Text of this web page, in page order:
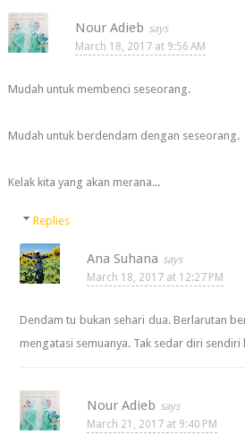
Nour Adieb
March 18, 2017 at 9:56 AM
Mudah untuk membenci seseorang.
Mudah untuk berdendam dengan seseorang.
Kelak kita yang akan merana...
Replies
Ana Suhana
March 18, 2017 at 12:27 PM
Dendam tu bukan sehari dua. Berlarutan
mengatasi semuanya. Tak sedar diri sendiri
Nour Adieb
March 21, 2017 at 9:40 PM